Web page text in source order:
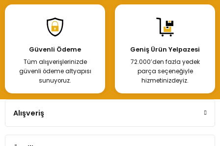
Güvenli Ödeme
Tüm alışverişlerinizde
güvenli ödeme altyapısı
sunuyoruz.
Geniş Ürün Yelpazesi
72.000’den fazla yedek
parça seçeneğiyle
hizmetinizdeyiz.
Alışveriş